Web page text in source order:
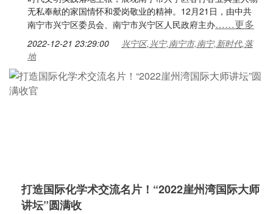
无私奉献的家国情怀和爱岗敬业的精神。12月21日，由中共
南宁市兴宁区委员会、南宁市兴宁区人民政府主办……更多
2022-12-21 23:29:00
兴宁区,兴宁,南宁市,南宁,新时代,落
地
打造国际化学术交流名片！“2022崖州湾国际大师
讲坛”圆满收